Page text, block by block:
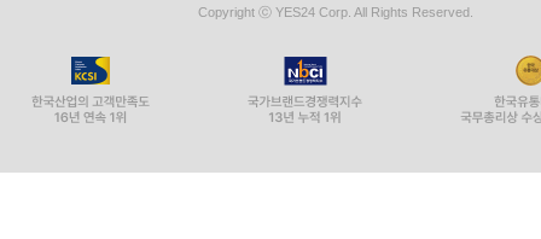
Copyright ⓒ YES24 Corp. All Rights Reserved.